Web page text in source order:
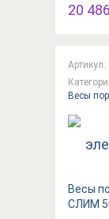
20
Весы
Весы
СЛИМ